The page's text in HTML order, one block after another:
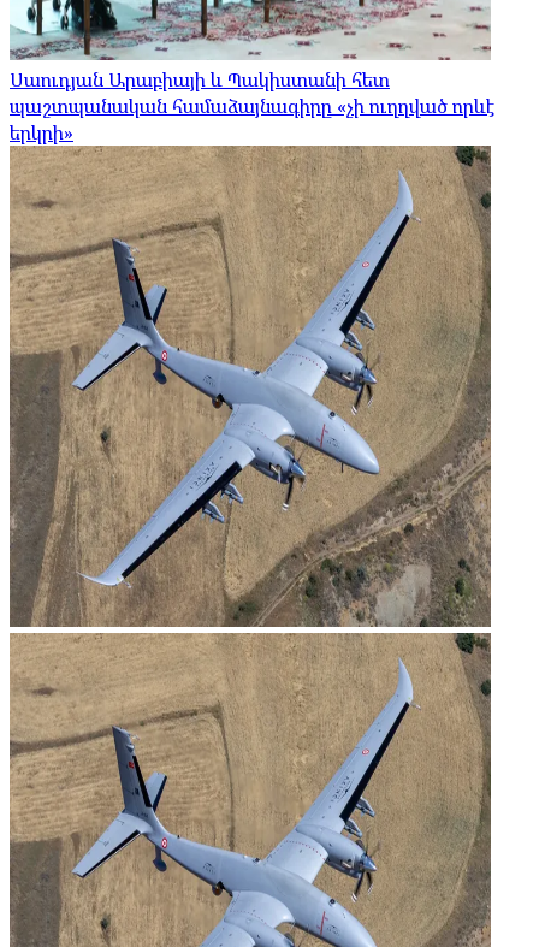
Սաուդյան Արաբիայի և Պակիստանի հետ
պաշտպանական համաձայնագիրը «չի ուղղված որևէ
երկրի»